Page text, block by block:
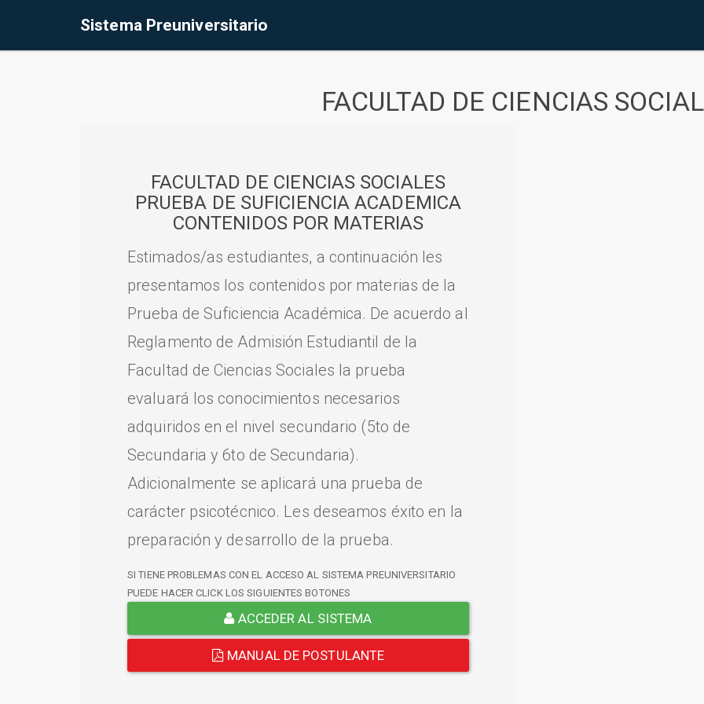
Sistema Preuniversitario
FACULTAD DE CIENCIAS
FACULTAD DE CIENCIAS SOCIALES
PRUEBA DE SUFICIENCIA ACADEMICA
CONTENIDOS POR MATERIAS
Estimados/as estudiantes, a continuación les
presentamos los contenidos por materias de la
Prueba de Suficiencia Académica. De acuerdo al
Reglamento de Admisión Estudiantil de la
Facultad de Ciencias Sociales la prueba
evaluará los conocimientos necesarios
adquiridos en el nivel secundario (5to de
Secundaria y 6to de Secundaria).
Adicionalmente se aplicará una prueba de
carácter psicotécnico. Les deseamos éxito en la
preparación y desarrollo de la prueba.
SI TIENE PROBLEMAS CON EL ACCESO AL SISTEMA PREUNIVERSITARIO
PUEDE HACER CLICK LOS SIGUIENTES BOTONES
ACCEDER AL SISTEMA
MANUAL DE POSTULANTE